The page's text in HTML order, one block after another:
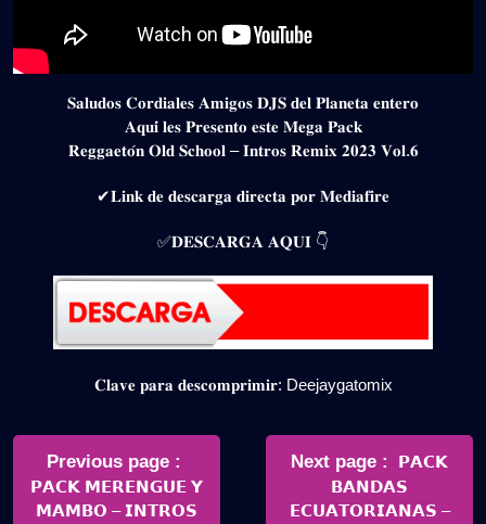
𝐒𝐚𝐥𝐮𝐝𝐨𝐬 𝐂𝐨𝐫𝐝𝐢𝐚𝐥𝐞𝐬 𝐀𝐦𝐢𝐠𝐨𝐬 𝐃𝐉𝐒 𝐝𝐞𝐥 𝐏𝐥𝐚𝐧𝐞𝐭𝐚 𝐞𝐧𝐭𝐞𝐫𝐨
𝐀𝐪𝐮𝐢́ 𝐥𝐞𝐬 𝐏𝐫𝐞𝐬𝐞𝐧𝐭𝐨 𝐞𝐬𝐭𝐞 𝐌𝐞𝐠𝐚 𝐏𝐚𝐜𝐤
𝐑𝐞𝐠𝐠𝐚𝐞𝐭𝐨́𝐧 𝐎𝐥𝐝 𝐒𝐜𝐡𝐨𝐨𝐥 – 𝐈𝐧𝐭𝐫𝐨𝐬 𝐑𝐞𝐦𝐢𝐱 𝟐𝟎𝟐𝟑 𝐕𝐨𝐥.𝟔
✔𝐋𝐢𝐧𝐤 𝐝𝐞 𝐝𝐞𝐬𝐜𝐚𝐫𝐠𝐚 𝐝𝐢𝐫𝐞𝐜𝐭𝐚 𝐩𝐨𝐫 𝐌𝐞𝐝𝐢𝐚𝐟𝐢𝐫𝐞
✅𝐃𝐄𝐒𝐂𝐀𝐑𝐆𝐀 𝐀𝐐𝐔𝐈 👇
𝐂𝐥𝐚𝐯𝐞 𝐩𝐚𝐫𝐚 𝐝𝐞𝐬𝐜𝐨𝐦𝐩𝐫𝐢𝐦𝐢𝐫: Deejaygatomix
Navegación
entradas
Previous page
Posts
𝗣𝗔𝗖𝗞 𝗠𝗘𝗥𝗘𝗡𝗚𝗨𝗘 𝗬
𝗠𝗔𝗠𝗕𝗢 – 𝗜𝗡𝗧𝗥𝗢𝗦
Next page
Newer
Posts
𝗣𝗔𝗖𝗞
𝗕𝗔𝗡𝗗𝗔𝗦
𝗘𝗖𝗨𝗔𝗧𝗢𝗥𝗜𝗔𝗡𝗔𝗦 –